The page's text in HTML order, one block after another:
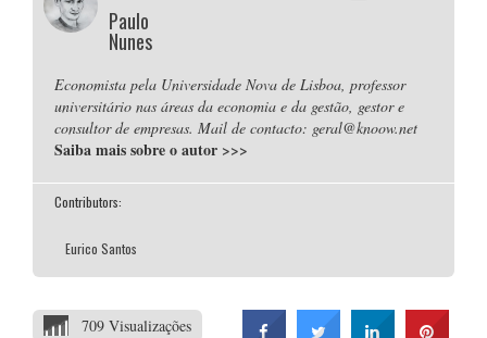
Paulo
Nunes
Economista pela Universidade Nova de Lisboa, professor
universitário nas áreas da economia e da gestão, gestor e
consultor de empresas. Mail de contacto: geral@knoow.net
Saiba mais sobre o autor >>>
Contributors:
Eurico Santos
709 Visualizações